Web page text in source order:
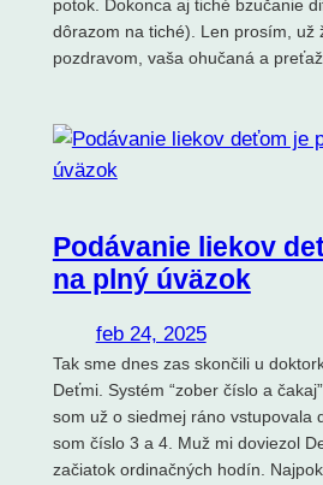
potok. Dokonca aj tiché bzučanie
dôrazom na tiché). Len prosím, už
pozdravom, vaša ohučaná a
Podávanie liekov
na plný úväzok
feb 24, 2025
Tak sme dnes zas skončili u
Deťmi. Systém “zober číslo a
som už o siedmej ráno vstupovala
som číslo 3 a 4. Muž mi doviezol
začiatok ordinačných hodín.